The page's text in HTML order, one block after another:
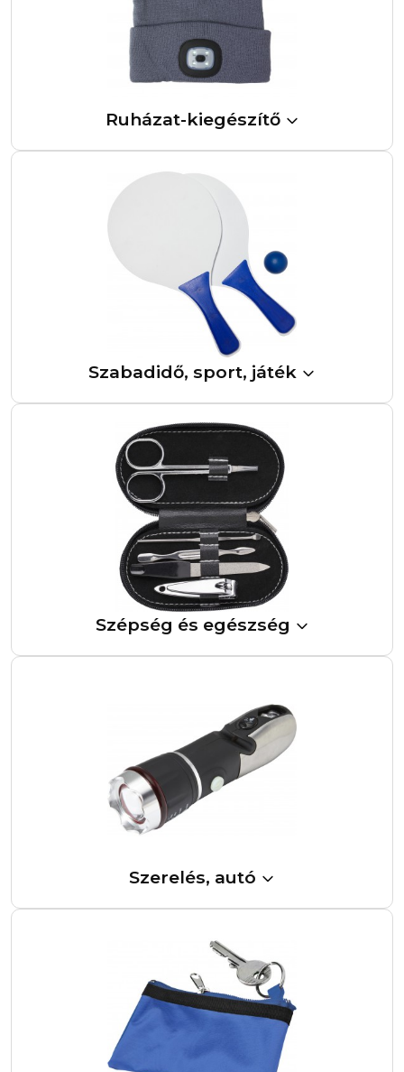
Ruházat-kiegészítő
Szabadidő, sport, játék
Szépség és egészség
Szerelés, autó